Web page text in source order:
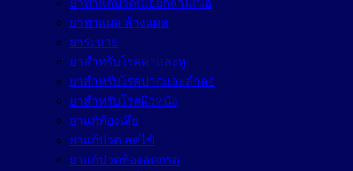
ยาทาแก้ปวดเมื่อยกล้ามเนื้อ
ยาทาแผล ล้างแผล
ยาระบาย
ยาสำหรับโรคตาและหู
ยาสำหรับโรคปากและลำคอ
ยาสำหรับโรคผิวหนัง
ยาแก้ท้องเสีย
ยาแก้ปวด ลดไข้
ยาแก้ปวดท้องลดกรด